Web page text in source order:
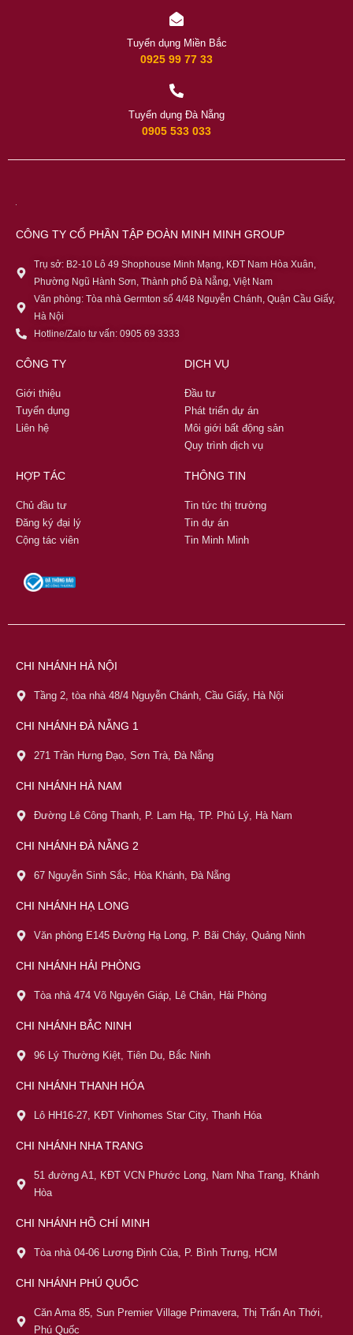
Tuyển dụng Miền Bắc
0925 99 77 33
Tuyển dụng Đà Nẵng
0905 533 033
CÔNG TY CỔ PHẦN TẬP ĐOÀN MINH MINH GROUP
Trụ sở: B2-10 Lô 49 Shophouse Minh Mạng, KĐT Nam Hòa Xuân,
Phường Ngũ Hành Sơn, Thành phố Đà Nẵng, Việt Nam
Văn phòng: Tòa nhà Germton số 4/48 Nguyễn Chánh, Quận Cầu Giấy,
Hà Nội
Hotline/Zalo tư vấn: 0905 69 3333
CÔNG TY
Giới thiệu
Tuyển dụng
Liên hệ
DỊCH VỤ
Đầu tư
Phát triển dự án
Môi giới bất động sản
Quy trình dịch vụ
HỢP TÁC
Chủ đầu tư
Đăng ký đại lý
Cộng tác viên
THÔNG TIN
Tin tức thị trường
Tin dự án
Tin Minh Minh
CHI NHÁNH HÀ NỘI
Tầng 2, tòa nhà 48/4 Nguyễn Chánh, Cầu Giấy, Hà Nội
CHI NHÁNH ĐÀ NẴNG 1
271 Trần Hưng Đạo, Sơn Trà, Đà Nẵng
CHI NHÁNH HÀ NAM
Đường Lê Công Thanh, P. Lam Hạ, TP. Phủ Lý, Hà Nam
CHI NHÁNH ĐÀ NẴNG 2
67 Nguyễn Sinh Sắc, Hòa Khánh, Đà Nẵng
CHI NHÁNH HẠ LONG
Văn phòng E145 Đường Hạ Long, P. Bãi Cháy, Quảng Ninh
CHI NHÁNH HẢI PHÒNG
Tòa nhà 474 Võ Nguyên Giáp, Lê Chân, Hải Phòng
CHI NHÁNH BẮC NINH
96 Lý Thường Kiệt, Tiên Du, Bắc Ninh
CHI NHÁNH THANH HÓA
Lô HH16-27, KĐT Vinhomes Star City, Thanh Hóa
CHI NHÁNH NHA TRANG
51 đường A1, KĐT VCN Phước Long, Nam Nha Trang, Khánh
Hòa
CHI NHÁNH HỒ CHÍ MINH
Tòa nhà 04-06 Lương Định Của, P. Bình Trưng, HCM
CHI NHÁNH PHÚ QUỐC
Căn Ama 85, Sun Premier Village Primavera, Thị Trấn An Thới,
Phú Quốc